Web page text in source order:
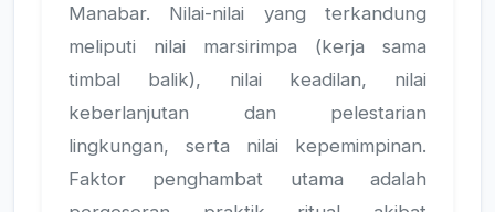
Manabar. Nilai-nilai yang terkandung
meliputi nilai marsirimpa (kerja sama
timbal balik), nilai keadilan, nilai
keberlanjutan dan pelestarian
lingkungan, serta nilai kepemimpinan.
Faktor penghambat utama adalah